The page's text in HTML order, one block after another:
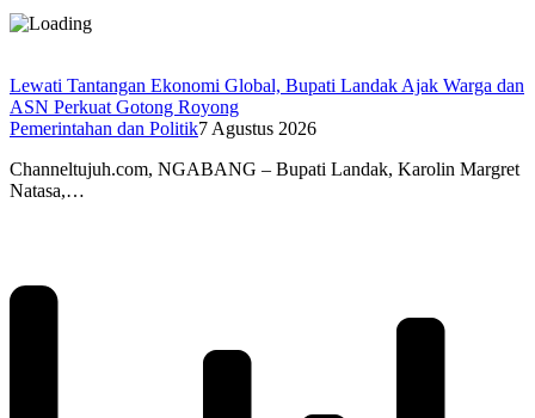
Lewati Tantangan Ekonomi Global, Bupati Landak Ajak Warga dan
ASN Perkuat Gotong Royong
Pemerintahan dan Politik7 Agustus 2026
Channeltujuh.com, NGABANG – Bupati Landak, Karolin Margret
Natasa,…